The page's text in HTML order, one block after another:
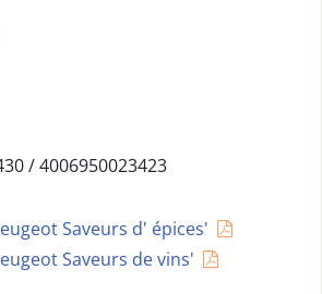
/4006950023423
Saveurs d' épices'
Saveurs de vins'